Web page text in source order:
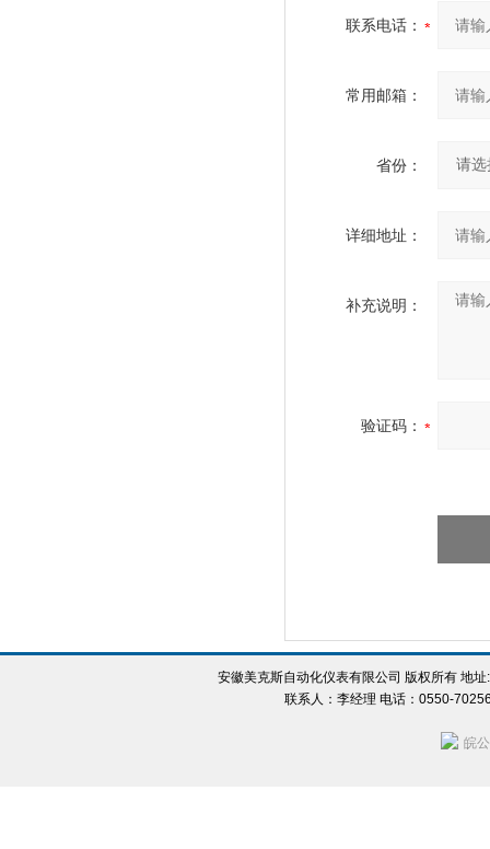
联系电话：
常用邮箱：
省份：
详细地址：
补充说明：
验证码：
安徽美克斯自动化仪表有限公司 版权所有 地
联系人：李经理 电话：0550-
皖